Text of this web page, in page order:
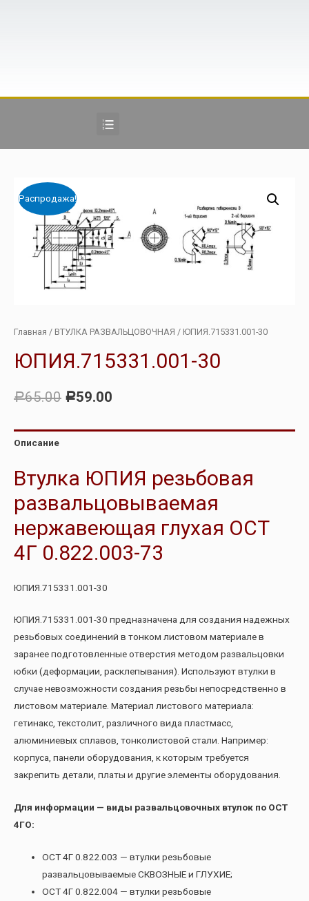
Распродажа!
Главная / ВТУЛКА РАЗВАЛЬЦОВОЧНАЯ / ЮПИЯ.715331.001-30
ЮПИЯ.715331.001-30
Р65.00 Р59.00
Описание
Втулка ЮПИЯ резьбовая
развальцовываемая
нержавеющая глухая ОСТ
4Г 0.822.003-73
ЮПИЯ.715331.001-30
ЮПИЯ.715331.001-30 предназначена для создания надежных
резьбовых соединений в тонком листовом материале в
заранее подготовленные отверстия методом развальцовки
юбки (деформации, расклепывания). Используют втулки в
случае невозможности создания резьбы непосредственно в
листовом материале. Материал листового материала:
гетинакс, текстолит, различного вида пластмасс,
алюминиевых сплавов, тонколистовой стали. Например:
корпуса, панели оборудования, к которым требуется
закрепить детали, платы и другие элементы оборудования.
Для информации — виды развальцовочных втулок по ОСТ
4ГО:
ОСТ 4Г 0.822.003 — втулки резьбовые
развальцовываемые СКВОЗНЫЕ и ГЛУХИЕ;
ОСТ 4Г 0.822.004 — втулки резьбовые